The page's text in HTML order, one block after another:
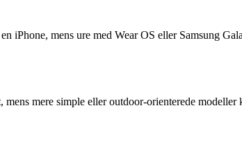
iPhone, mens ure med Wear OS eller Samsung
mere simple eller outdoor-orienterede